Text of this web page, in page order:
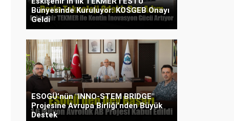
Bünyesinde Kuruluyor: KOSGEB Onayı
Geldi
ESOGÜ’nün "INNO-STEM BRIDGE"
Projesine Avrupa Birliği’nden Büyük
Destek